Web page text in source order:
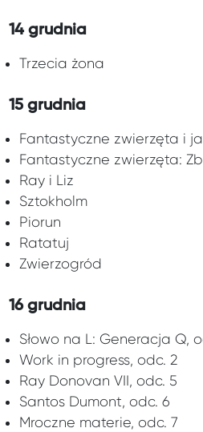
14 grudnia
Trzecia żona
15 grudnia
Fantastyczne zwierzęta i
Fantastyczne zwierzęta:
Ray i Liz
Sztokholm
Piorun
Ratatuj
Zwierzogród
16 grudnia
Słowo na L: Generacja Q,
Work in progress, odc. 2
Ray Donovan VII, odc. 5
Santos Dumont, odc. 6
Mroczne materie, odc. 7